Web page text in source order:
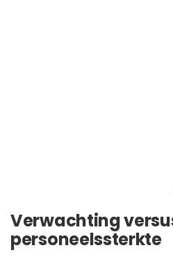
Verwachting
personeelssterkte